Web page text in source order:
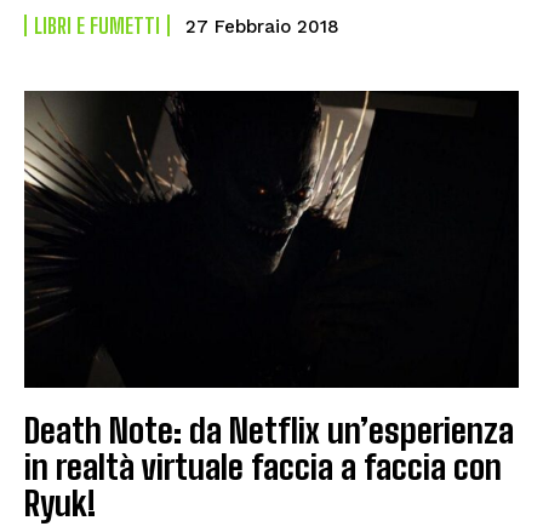
LIBRI E FUMETTI 27 Febbraio 2018
Death Note: da Netflix un’esperienza
in realtà virtuale faccia a faccia con
Ryuk!